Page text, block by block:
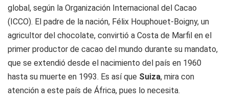
global, según la Organización Internacional del Cacao
(ICCO). El padre de la nación, Félix Houphouet-Boigny, un
agricultor del chocolate, convirtió a Costa de Marfil en el
primer productor de cacao del mundo durante su mandato,
que se extendió desde el nacimiento del país en 1960
hasta su muerte en 1993. Es así que Suiza, mira con
atención a este país de África, pues lo necesita.